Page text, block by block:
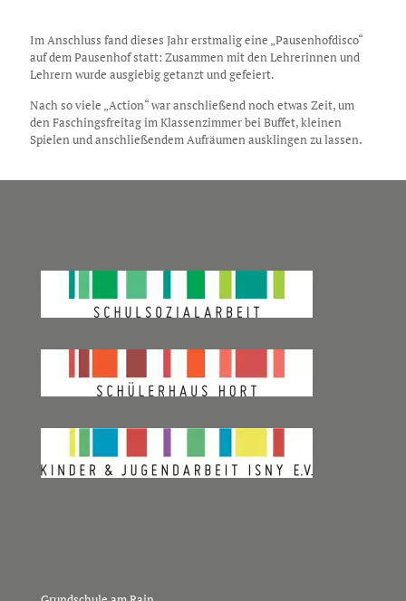
Im Anschluss fand dieses Jahr erstmalig eine „Pausenhofdisco“
auf dem Pausenhof statt: Zusammen mit den Lehrerinnen und
Lehrern wurde ausgiebig getanzt und gefeiert.
Nach so viele „Action“ war anschließend noch etwas Zeit, um
den Faschingsfreitag im Klassenzimmer bei Buffet, kleinen
Spielen und anschließendem Aufräumen ausklingen zu lassen.